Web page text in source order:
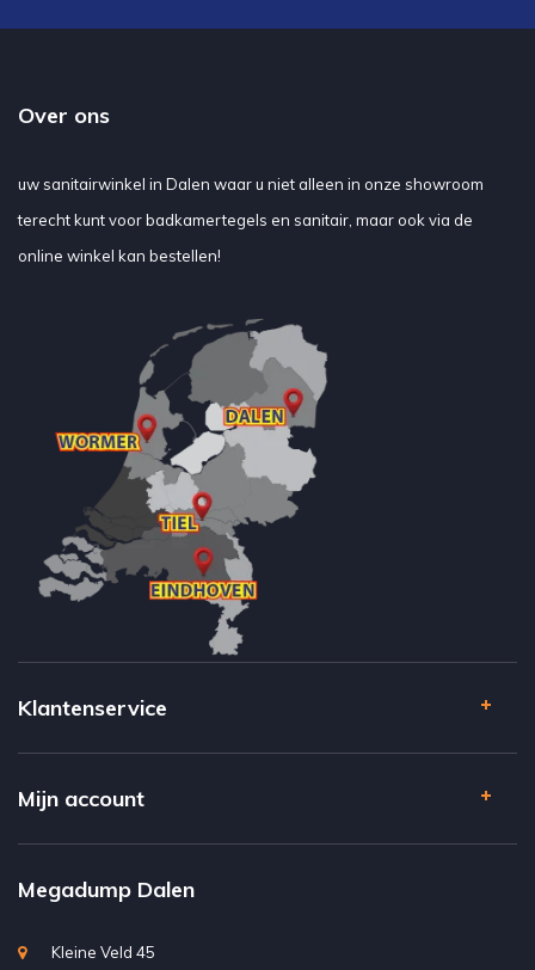
Over ons
uw sanitairwinkel in Dalen waar u niet alleen in onze showroom
terecht kunt voor badkamertegels en sanitair, maar ook via de
online winkel kan bestellen!
Klantenservice
Mijn account
Megadump Dalen
Kleine Veld 45